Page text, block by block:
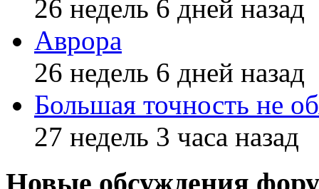
26 недель 6 дней назад
Аврора
26 недель 6 дней назад
Большая точность не
27 недель 3 часа назад